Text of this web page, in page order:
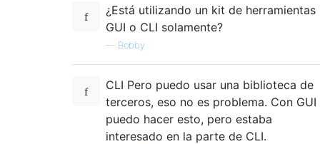
¿Está utilizando un kit de herramientas
GUI o CLI solamente?
— Bobby
CLI Pero puedo usar una biblioteca de
terceros, eso no es problema. Con GUI
puedo hacer esto, pero estaba
interesado en la parte de CLI.